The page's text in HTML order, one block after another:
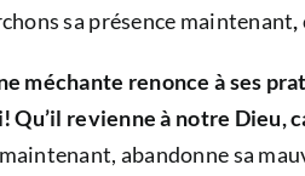
sa présence maintenant,
méchante renonce à ses
Qu’il revienne à notre Dieu,
abandonne sa